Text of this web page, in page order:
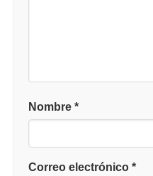
Nombre *
Correo electrónico *